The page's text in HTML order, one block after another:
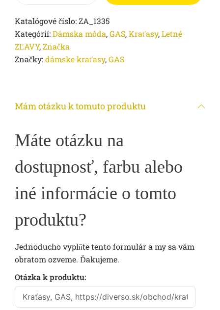
Katalógové číslo:ZA_1335
Kategórií:Dámska móda,GAS,Kraťasy,Letné
ZĽAVY,Značka
Značky:dámske kraťasy,GAS
Mám otázku k tomuto produktu
Máte otázku na
dostupnosť, farbu alebo
iné informácie o tomto
produktu?
Jednoducho vyplňte tento formulár a my sa vám
obratom ozveme. Ďakujeme.
Otázka k produktu:
←